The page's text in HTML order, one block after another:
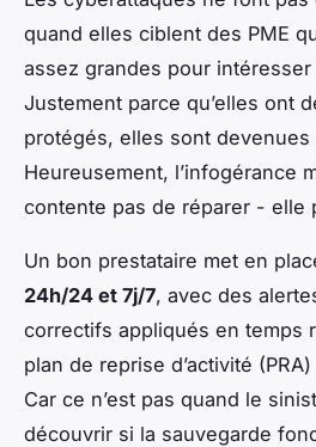
quand elles ciblent des PME
assez grandes pour
Justement parce qu’elles ont
protégés, elles sont devenues
Heureusement, l’infogérance
contente pas de réparer - elle
Un bon prestataire met en
24h/24 et 7j/7, avec des
correctifs appliqués en temps
plan de reprise d’activité
Car ce n’est pas quand le
découvrir si la sauvegarde